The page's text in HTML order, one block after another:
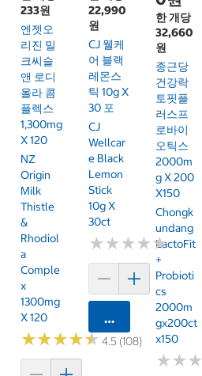
233원
엔젯오
리진 밀
크씨슬
앤 로디
올라 콤
플렉스
1,300mg
X 120
NZ
Origin
Milk
Thistle
&
Rhodiol
A
Comple
X
1300mg
X 120
★★★★★
★★★★★4.5 (108)
22,990
원
CJ 웰케
어 블랙
레몬스
틱 10g X
30 포
CJ
Wellcar
E Black
Lemon
Stick
10g X
30ct
★★★★★
★★★★★
카트에 담기
한 개당
32,660
원
종근당
건강락
토핏플
러스프
로바이
오틱스
2000m
G X 200
X150
Chongk
Undang
LactoFit
+
Probioti
Cs
2000m
Gx200ct
X150
★★★
★★★